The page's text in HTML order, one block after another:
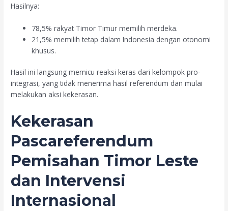
Hasilnya:
78,5% rakyat Timor Timur memilih merdeka.
21,5% memilih tetap dalam Indonesia dengan otonomi
khusus.
Hasil ini langsung memicu reaksi keras dari kelompok pro-
integrasi, yang tidak menerima hasil referendum dan mulai
melakukan aksi kekerasan.
Kekerasan
Pascareferendum
Pemisahan Timor Leste
dan Intervensi
Internasional